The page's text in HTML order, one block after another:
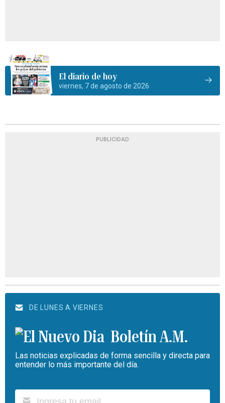
El diario de hoy
viernes, 7 de agosto de 2026
PUBLICIDAD
DE LUNES A VIERNES
Boletín A.M.
Las noticias explicadas de forma sencilla y directa para
entender lo más importante del día.